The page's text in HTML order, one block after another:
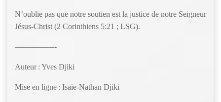
N’oublie pas que notre soutien est la justice de notre Seigneur
Jésus-Christ (2 Corinthiens 5:21 ; LSG).
—————-
Auteur : Yves Djiki
Mise en ligne : Isaïe-Nathan Djiki